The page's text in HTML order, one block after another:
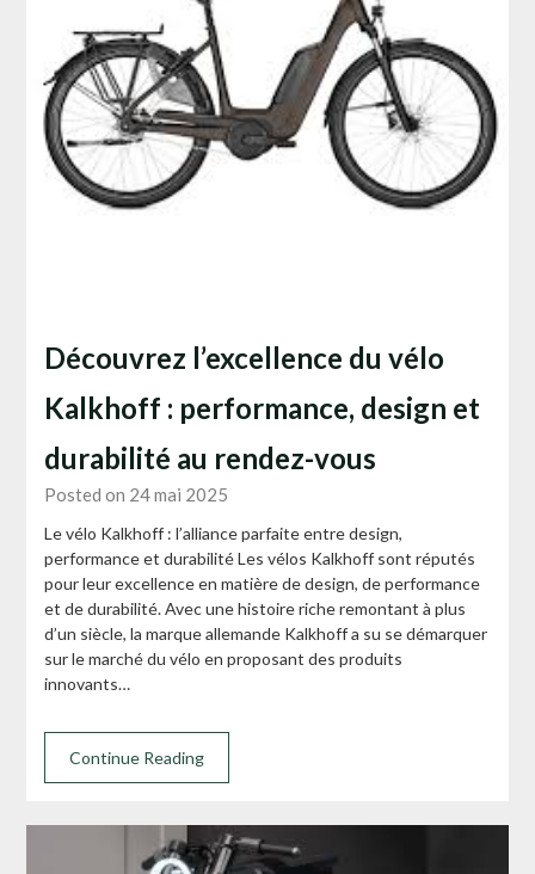
Découvrez l’excellence du vélo
Kalkhoff : performance, design et
durabilité au rendez-vous
Posted on 24 mai 2025
Le vélo Kalkhoff : l’alliance parfaite entre design,
performance et durabilité Les vélos Kalkhoff sont réputés
pour leur excellence en matière de design, de performance
et de durabilité. Avec une histoire riche remontant à plus
d’un siècle, la marque allemande Kalkhoff a su se démarquer
sur le marché du vélo en proposant des produits
innovants…
Continue Reading